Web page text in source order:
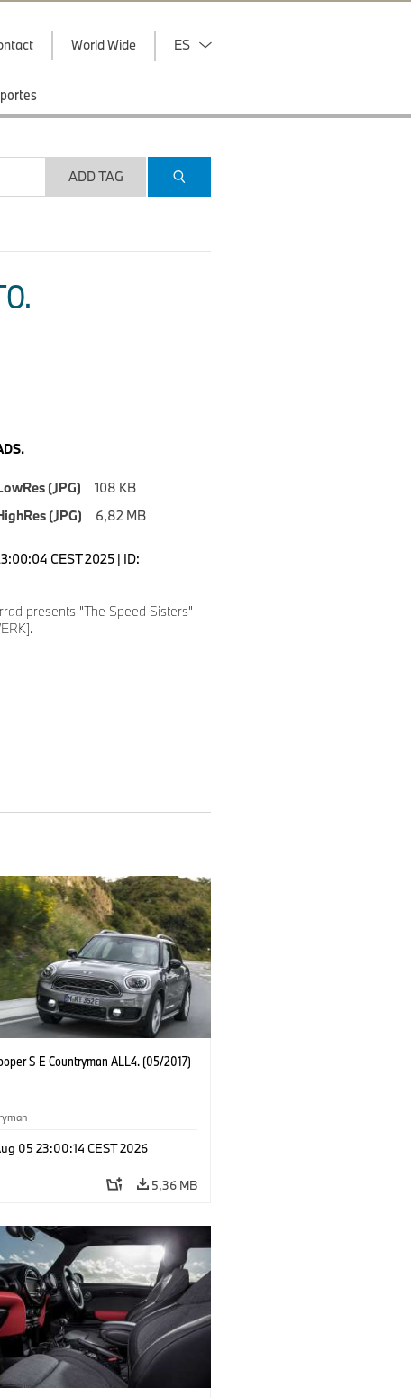
World Wide ES
ADD TAG
(JPG)
108 KB
(JPG)
6,82 MB
CEST 2025 | ID:
presents "The Speed Sisters"
S E Countryman ALL4. (05/2017)
05 23:00:14 CEST 2026
5,36 MB